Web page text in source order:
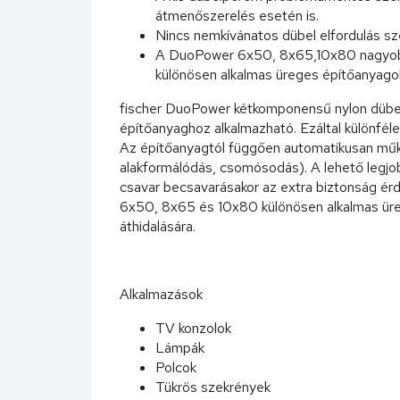
átmenőszerelés esetén is.
Nincs nemkívánatos dübel elfordulás
A DuoPower 6x50, 8x65,10x80
különösen alkalmas üreges
fischer DuoPower kétkomponensű nylon
építőanyaghoz alkalmazható. Ezáltal
Az építőanyagtól függően automatikusan
alakformálódás, csomósodás). A lehető
csavar becsavarásakor az extra biztonság
6x50, 8x65 és 10x80 különösen alkalmas
áthidalására.
Alkalmazások
TV konzolok
Lámpák
Polcok
Tükrös szekrények